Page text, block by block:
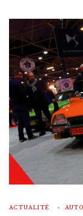
ACTUALITÉ